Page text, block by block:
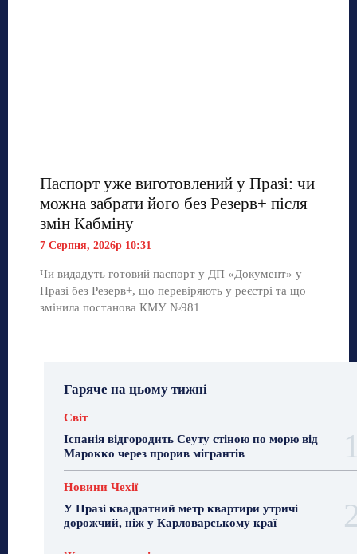
Паспорт уже виготовлений у Празі: чи
можна забрати його без Резерв+ після
змін Кабміну
7 Серпня, 2026р 10:31
Чи видадуть готовий паспорт у ДП «Документ» у
Празі без Резерв+, що перевіряють у реєстрі та що
змінила постанова КМУ №981
Гаряче на цьому тижні
Світ
Іспанія відгородить Сеуту стіною по морю від
Марокко через прорив мігрантів
Новини Чехії
У Празі квадратний метр квартири утричі
дорожчий, ніж у Карловарському краї